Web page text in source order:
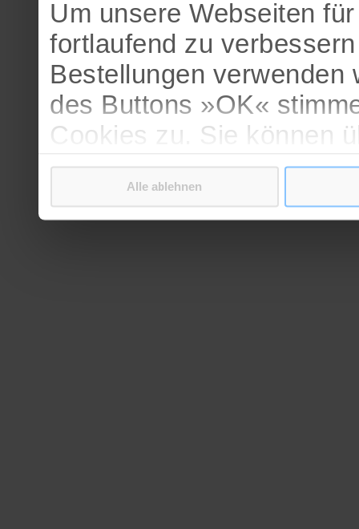
Um unsere Webseiten
fortlaufend zu
Bestellungen
des Buttons »OK«
Cookies zu. Sie können
verschiedenen Cookies
bestätigen.
Weitere Informationen
Alle ablehnen